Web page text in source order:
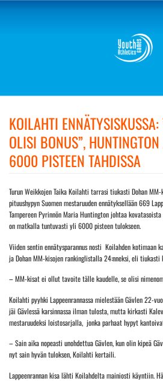
Skip
KOILAHTI
OLISI BONUS”,
6000 PISTEEN TAHDISSA
Turun Weikkojen Taika Koilahti tarrasi tiukasti Dohan
pituushypyn Suomen mestaruuden ennätyksellään 669
Tampereen Pyrinnön Maria Huntington johtaa
on matkalla tuntuvasti yli 6000 pisteen tulokseen.
Viiden sentin ennätysparannus nosti Koilahden kotimaan
ja Dohan MM-kisojen rankinglistalla 24:nneksi, eli tiukasti
– MM-kisat ei ollut tavoite tälle kaudelle, se olisi
Koilahti pyyhki Lappeenrannassa mielestään Gävlen 22-
jäi Gävlessä karsinnassa ilman tulosta, mutta kirkasti
mestaruudeksi loistosarjalla, jonka parhaat hypyt
– Sain aika nopeasti unohdettua Gävlen, kun olin kipeä
nyt sain hyvän tuloksen, Koilahti kertaili.
Lappeenrannan kisa lähti Koilahdelta mainiosti käyntiin.